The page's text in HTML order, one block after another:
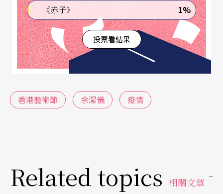
具多年參與演藝界和商界高層管理工作經驗，Flora
經常閱讀有關世界經濟分析的報刊，肯定不會輕看
目前處境的嚴竣性；加上她在正式上任前已經在藝
術節服務了超過10年，在贊助和捐款方面創造了不
少佳績，熟悉組織架構、內部運作與辦公室的工作
文化是她的優勢。即使如此，Flora目前面對的仍是
多面向的挑戰，她說以往的工作範疇專注在尋找各
但新的崗位則需事事上心與了解，也要平衡各部門
的關注，這是在工作性質上最大的不同；另一方
《赤子》 1%
投票看結果
香港藝術節 余潔儀 疫情
Related topics 相關文章